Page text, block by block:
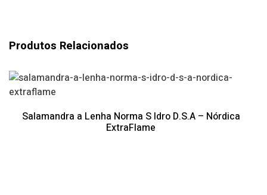
Produtos Relacionados
Salamandra a Lenha Norma S Idro D.S.A – Nórdica
ExtraFlame